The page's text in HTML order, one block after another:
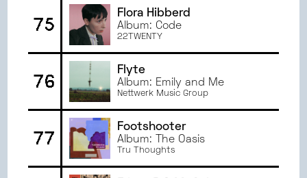
75
Flora Hibberd
Album: Code
22TWENTY
76
Flyte
Album: Emily and Me
Nettwerk Music Group
77
Footshooter
Album: The Oasis
Tru Thoughts